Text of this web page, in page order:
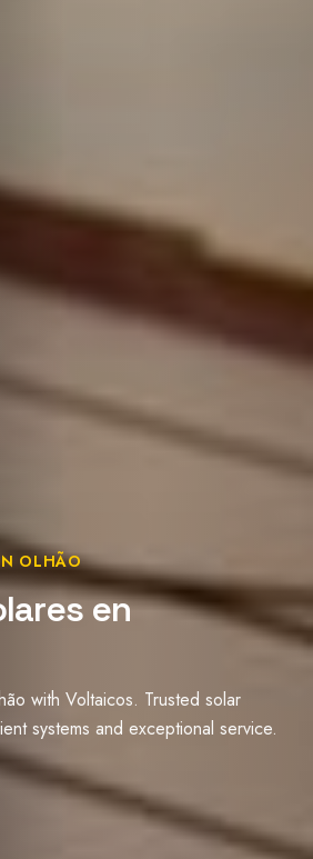
OLHÃO
en
with Voltaicos. Trusted solar
systems and exceptional service.